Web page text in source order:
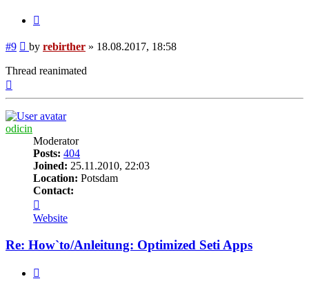
#9 Post
by rebirther » 18.08.2017, 18:58
Thread reanimated
odicin
Moderator
Posts: 404
Joined: 25.11.2010, 22:03
Location: Potsdam
Contact:
odicin
Website
Re: How`to/Anleitung: Optimized Seti Apps